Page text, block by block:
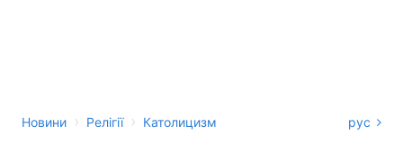
Новини › Релігії › Католицизм рус